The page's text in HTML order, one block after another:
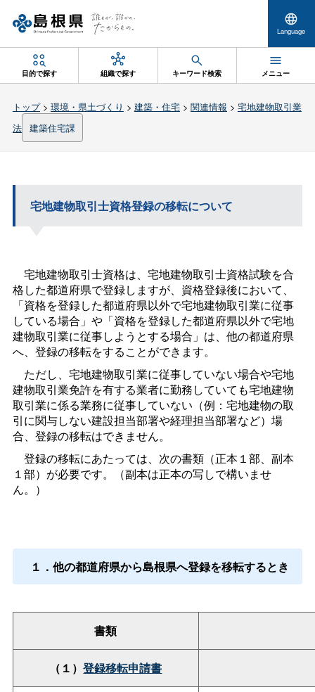
Language
目的で探す 組織で探す キーワード検索 メニュー
トップ> 環境・県土づくり > 建築・住宅> 関連情報 > 宅地建物取引業
法 建築住宅課
宅地建物取引士資格登録の移転について
宅地建物取引士資格は、宅地建物取引士資格試験を合
格した都道府県で登録しますが、資格登録後において、
「資格を登録した都道府県以外で宅地建物取引業に従事
している場合」や「資格を登録した都道府県以外で宅地
建物取引業に従事しようとする場合」は、他の都道府県
へ、登録の移転をすることができます。
ただし、宅地建物取引業に従事していない場合や宅地
建物取引業免許を有する業者に勤務していても宅地建物
取引業に係る業務に従事していない（例：宅地建物の取
引に関与しない建設担当部署や経理担当部署など）場
合、登録の移転はできません。
登録の移転にあたっては、次の書類（正本１部、副本
１部）が必要です。（副本は正本の写しで構いませ
ん。）
１．他の都道府県から島根県へ登録を移転するとき
書類
（１）登録移転申請書